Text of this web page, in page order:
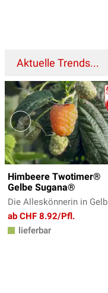
Aktuelle Trends...
Himbeere Twotimer®
Gelbe Sugana®
Die Alleskönnerin in Gelb
ab CHF 8.92/Pfl.
lieferbar